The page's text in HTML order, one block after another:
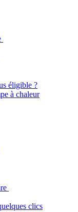
éligible ?
à chaleur
clics